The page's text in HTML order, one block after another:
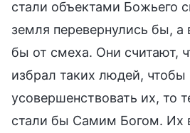
стали объектами Божьего
земля перевернулись бы, а
бы от смеха. Они считают,
избрал таких людей, чтобы
усовершенствовать их, то
стали бы Самим Богом. Их